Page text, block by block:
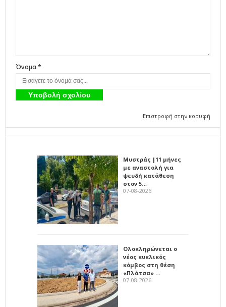
Όνομα *
Επιστροφή στην κορυφή
Μυστράς |11 μήνες
με αναστολή για
ψευδή κατάθεση
στον 5…
07-08-2026
Ολοκληρώνεται ο
νέος κυκλικός
κόμβος στη θέση
«Πλάτσα» …
07-08-2026